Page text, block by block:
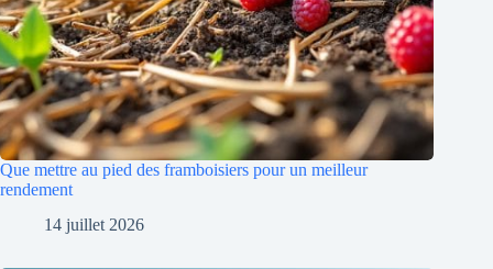
Que mettre au pied des framboisiers pour un meilleur
rendement
14 juillet 2026